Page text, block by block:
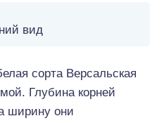
вид
сорта Версальская
Глубина корней
ширину они